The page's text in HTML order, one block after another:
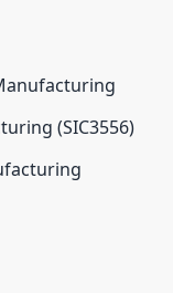
(SIC3556)